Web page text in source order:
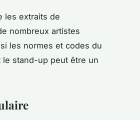
les extraits de
nombreux artistes
les normes et codes du
stand-up peut être un